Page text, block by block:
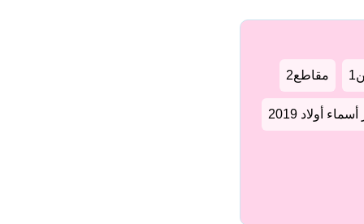
مقاطع2
أولاد 2019